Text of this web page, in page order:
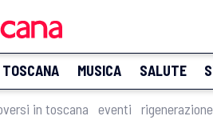
TOSCANA MUSICA SALUTE
in toscana eventi